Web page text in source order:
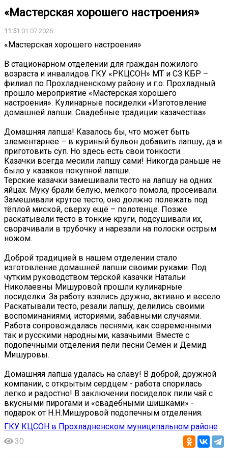
«Мастерская хорошего настроения»
11:51 01.07.2026
«Мастерская хорошего настроения»
В стационарном отделении для граждан пожилого
возраста и инвалидов ГКУ «РКЦСОН» МТ и СЗ КБР –
филиал по Прохладненскому району и г.о. Прохладный
прошло мероприятие «Мастерская хорошего
настроения». Кулинарные посиделки «Изготовление
домашней лапши. Свадебные традиции казачества».
Домашняя лапша! Казалось бы, что может быть
элементарнее – в куриный бульон добавить лапшу, да и
приготовить суп. Но здесь есть свои тонкости.
Казачки всегда месили лапшу сами! Никогда раньше не
было у казаков покупной лапши.
Терские казачки замешивали тесто на лапшу на одних
яйцах. Муку брали белую, мелкого помола, просеивали.
Замешивали крутое тесто, оно должно полежать под
тёплой миской, сверху ещё – полотенце. Позже
раскатывали тесто в тонкие круги, подсушивали их,
сворачивали в трубочку и нарезали на полоски острым
ножом.
Доброй традицией в нашем отделении стало
изготовление домашней лапши своими руками. Под
чутким руководством терской казачки Натальи
Николаевны Мишуровой прошли кулинарные
посиделки. За работу взялись дружно, активно и весело.
Раскатывали тесто, резали лапшу, делились своими
воспоминаниями, историями, забавными случаями.
Работа сопровождалась песнями, как современными
так и русскими народными, казачьими. Вместе с
подопечными отделения пели песни Семен и Демид
Мишуровы.
Домашняя лапша удалась на славу! В доброй, дружной
компании, с открытым сердцем - работа спорилась
легко и радостно! В заключении посиделок пили чай с
вкусными пирогами и «свадебными шишками» -
подарок от Н.Н.Мишуровой подопечным отделения.
ГКУ КЦСОН в Прохладненском муниципальном районе
30